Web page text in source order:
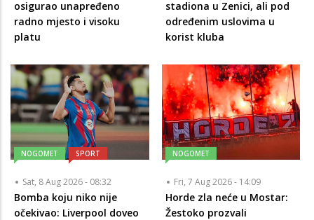
osigurao unapređeno
radno mjesto i visoku
platu
stadiona u Zenici, ali pod
određenim uslovima u
korist kluba
NOGOMET SPORT
Sat, 8 Aug 2026 - 08:32
Bomba koju niko nije
očekivao: Liverpool doveo
NOGOMET
Fri, 7 Aug 2026 - 14:09
Horde zla neće u Mostar:
Žestoko prozvali